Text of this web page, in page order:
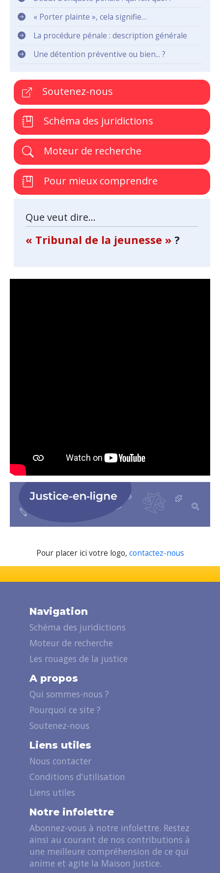
« Porter plainte », cela signifie…
La procédure pénale : description générale
Une détention préventive ou bien... ?
Soutenez-nous
Schéma des juridictions
Moteur de recherche
Pour mieux comprendre
Que veut dire...
« Tribunal de la jeunesse » ?
Pour placer ici votre logo, contactez-nous
Navigation
Schéma des juridictions
Moteur de recherche
Les rouages de la justice
A propos
Qui sommes-nous ?
Pourquoi ce site ?
Soutenez-nous
Liens utiles
Nous contacter
Conditions d’utilisation
Liens utiles
Notre infolettre
Abonnez-vous à notre infolettre. Restez
ainsi au courant de nos contributions à
une meilleure compréhension de ce qui
anime et agite la Maison Justice.